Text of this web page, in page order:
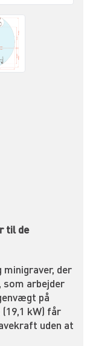
til de
der
arbejder
på
(19,1 kW) får
uden at